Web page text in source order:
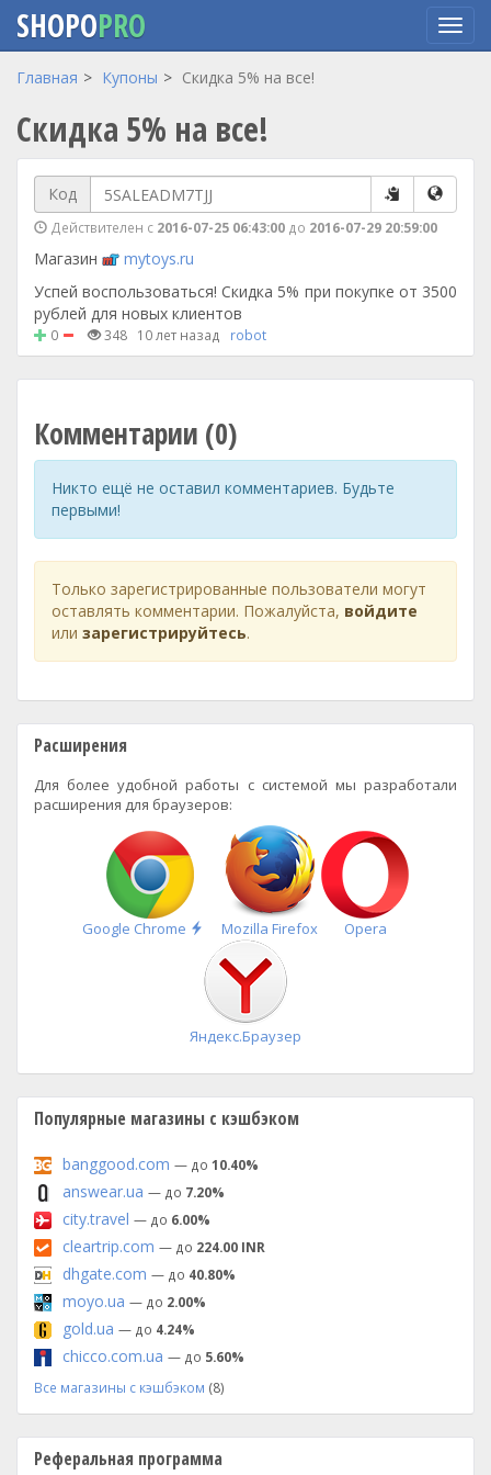
Перейти
основному
содержанию
SHOPOPRO
Главная Купоны Скидка 5% на все!
Скидка 5% на все!
Код
Действителен с 2016-07-25 06:43:00 до 2016-07-29 20:59:00
Магазин
mytoys.ru
Успей воспользоваться! Скидка 5% при покупке от 3500
рублей для новых клиентов
0 348 10 лет назад robot
Комментарии (0)
Никто ещё не оставил комментариев. Будьте
первыми!
Только зарегистрированные пользователи могут
оставлять комментарии. Пожалуйста, войдите
или зарегистрируйтесь.
Расширения
Для более удобной работы с системой мы разработали
расширения для браузеров:
Google Chrome
Быстрая
установка
Mozilla Firefox Opera
Яндекс.Браузер
Популярные магазины с кэшбэком
banggood.com — до 10.40%
answear.ua — до 7.20%
city.travel — до 6.00%
cleartrip.com — до 224.00 INR
dhgate.com — до 40.80%
moyo.ua — до 2.00%
gold.ua — до 4.24%
chicco.com.ua — до 5.60%
Все магазины с кэшбэком (8)
Реферальная программа